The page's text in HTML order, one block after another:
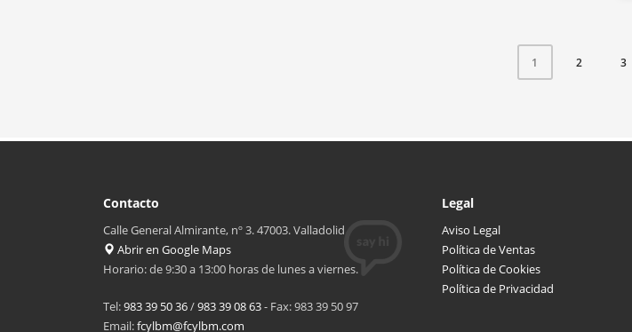
1 2 3
Contacto
Calle General Almirante, nº 3. 47003. Valladolid
Abrir en Google Maps
Horario: de 9:30 a 13:00 horas de lunes a viernes.
Tel:983 39 50 36/983 39 08 63- Fax: 983 39 50 97
Email:fcylbm@fcylbm.com
Legal
Aviso Legal
Política de Ventas
Política de Cookies
Política de Privacidad